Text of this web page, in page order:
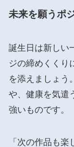
未来を願うポ
誕生日は新しい
ジの締めくくり
を添えましょう
や、健康を気遣
強いものです。
「次の作品も楽